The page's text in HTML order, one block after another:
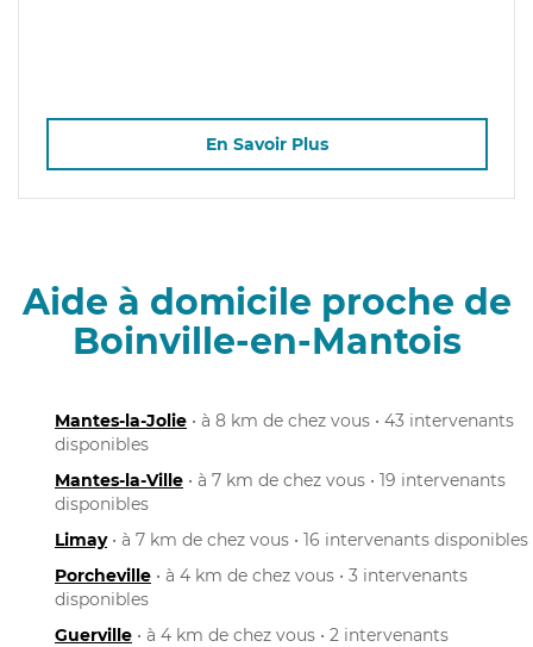
En Savoir Plus
Aide à domicile proche de
Boinville-en-Mantois
Mantes-la-Jolie • à 8 km de chez vous • 43 intervenants
disponibles
Mantes-la-Ville • à 7 km de chez vous • 19 intervenants
disponibles
Limay• à 7 km de chez vous • 16 intervenants disponibles
Porcheville • à 4 km de chez vous • 3 intervenants
disponibles
Guerville • à 4 km de chez vous • 2 intervenants